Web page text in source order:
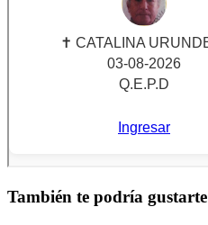
También te podría gustarte